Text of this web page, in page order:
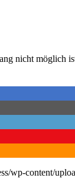
nicht möglich
wp-content/